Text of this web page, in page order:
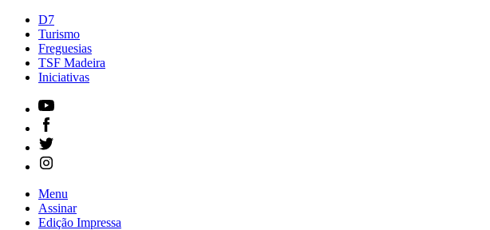
D7
Turismo
Freguesias
TSF Madeira
Iniciativas
Menu
Assinar
Edição Impressa